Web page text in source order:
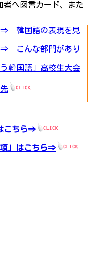
者へ図書カード、また
⇒ 韓国語の表現を見
⇒ こんな部門があり
韓国語」高校生大会
こちら⇒
項」はこちら⇒